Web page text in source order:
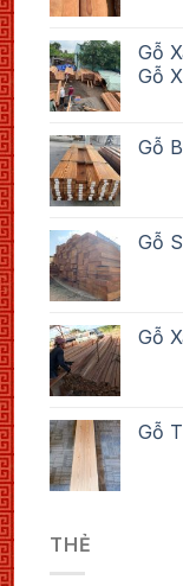
Gỗ
Gỗ
Gỗ
Gỗ
Gỗ
Gỗ
THẺ